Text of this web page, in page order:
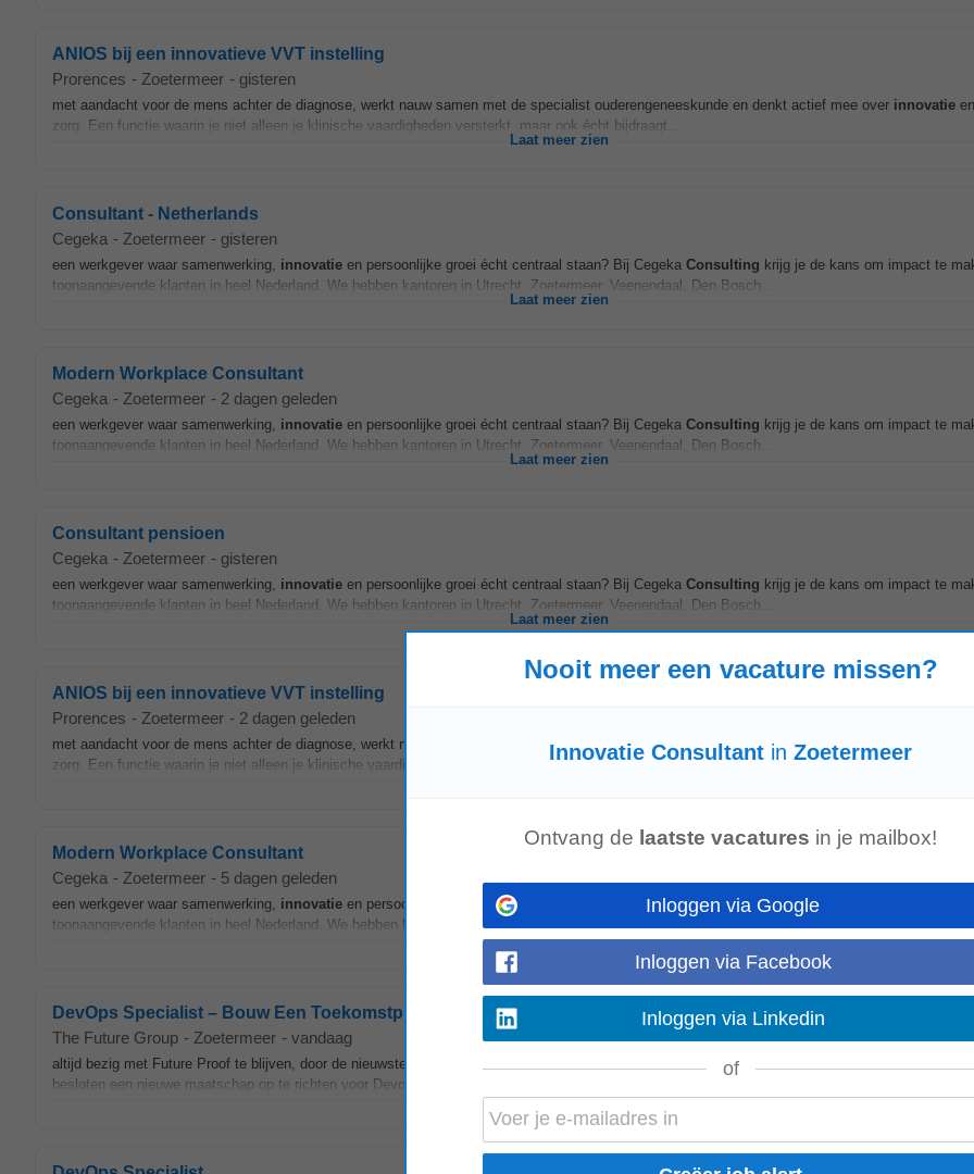
ANIOS bij een innovatieve VVT instelling
Prorences - Zoetermeer - gisteren
met aandacht voor de mens achter de diagnose, werkt nauw samen met de specialist ouderengeneeskunde en denkt actief mee over innovatie
zorg. Een functie waarin je niet alleen je klinische vaardigheden versterkt, maar ook écht bijdraagt...
Laat meer zien
Consultant - Netherlands
Cegeka - Zoetermeer - gisteren
een werkgever waar samenwerking, innovatie en persoonlijke groei écht centraal staan? Bij Cegeka Consulting krijg je de kans om impact te
toonaangevende klanten in heel Nederland. We hebben kantoren in Utrecht, Zoetermeer, Veenendaal, Den Bosch...
Laat meer zien
Modern Workplace Consultant
Cegeka - Zoetermeer - 2 dagen geleden
een werkgever waar samenwerking, innovatie en persoonlijke groei écht centraal staan? Bij Cegeka Consulting krijg je de kans om impact te
toonaangevende klanten in heel Nederland. We hebben kantoren in Utrecht, Zoetermeer, Veenendaal, Den Bosch...
Laat meer zien
Consultant pensioen
Cegeka - Zoetermeer - gisteren
een werkgever waar samenwerking, innovatie en persoonlijke groei écht centraal staan? Bij Cegeka Consulting krijg je de kans om impact te
toonaangevende klanten in heel Nederland. We hebben kantoren in Utrecht, Zoetermeer, Veenendaal, Den Bosch...
Laat meer zien
ANIOS bij een innovatieve VVT instelling
Prorences - Zoetermeer - 2 dagen geleden
met aandacht voor de mens achter de diagnose, werkt nauw samen met de specialist ouderengeneeskunde en denkt actief mee over innovatie
zorg. Een functie waarin je niet alleen je klinische vaardigheden versterkt, maar ook écht bijdraagt...
Modern Workplace Consultant
Cegeka - Zoetermeer - 5 dagen geleden
een werkgever waar samenwerking, innovatie en persoonlijke groei écht centraal staan? Bij CegekaConsultingkrijg je de kans om impact te
toonaangevende klanten in heel Nederland. We hebben kantoren in Utrecht, Zoetermeer, Veenendaal, Den Bosch...
Laat meer zien
DevOps Specialist – Bouw Een Toekomstproof Community
The Future Group - Zoetermeer - vandaag
altijd bezig met Future Proof te blijven, door de nieuwste ontwikkelingen te volgen en altijd bezig te zijn metinnovatie
besloten een nieuwe maatschap op te richten voor Devops Specialisten. Wij zoeken: Onze ondernemers...
Laat meer zien
Nooit meer een vacature missen?
Innovatie Consultant in Zoetermeer
Ontvang de laatste vacatures in je mailbox!
Inloggen via Google
Inloggen via Facebook
Inloggen via Linkedin
of